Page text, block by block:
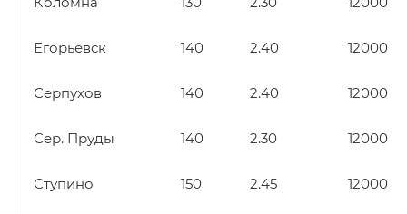
Егорьевск 140 2.40 12000
Серпухов 140 2.40 12000
Сер. Пруды 140 2.30 12000
Ступино 150 2.45 12000